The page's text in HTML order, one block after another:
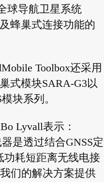
球导航卫星系统
蜂巢式连接功能的
Toolbox还采用
式模块SARA-G3以
块系列。
Lyvall表示：
器是透过结合GNSS定
功耗短距离无线电接
们的解决方案提供